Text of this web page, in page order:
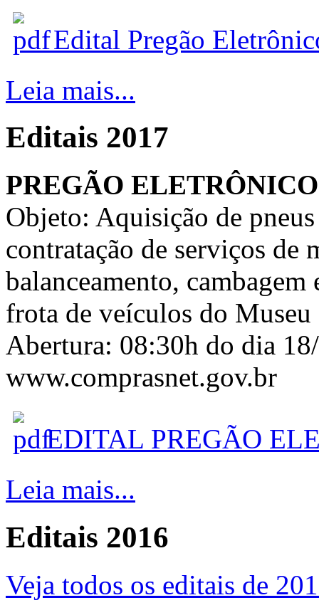
Edital Pregão
Leia mais...
Editais 2017
PREGÃO
Objeto: Aquisição de
contratação de serviços de
balanceamento,
frota de veículos do
Abertura: 08:30h do dia
www.comprasnet.gov.br
EDITAL PREGÃO
Leia mais...
Editais 2016
Veja todos os editais de